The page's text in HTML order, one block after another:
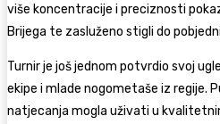
više koncentracije i preciznosti
Brijega te zasluženo stigli do
Turnir je još jednom potvrdio svoj
ekipe i mlade nogometaše iz regije.
natjecanja mogla uživati u